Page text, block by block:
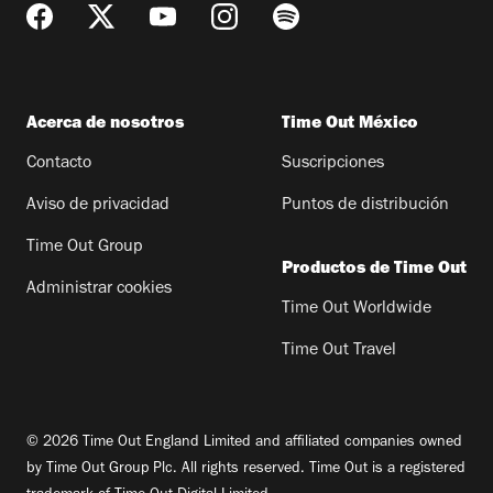
Acerca de nosotros
Contacto
Aviso de privacidad
Time Out Group
Administrar cookies
Time Out México
Suscripciones
Puntos de distribución
Productos de Time Out
Time Out Worldwide
Time Out Travel
© 2026 Time Out England Limited and affiliated companies owned
by Time Out Group Plc. All rights reserved. Time Out is a registered